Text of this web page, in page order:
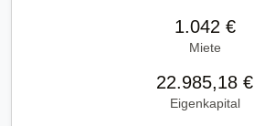
1.042 €
Miete
22.985,18 €
Eigenkapital